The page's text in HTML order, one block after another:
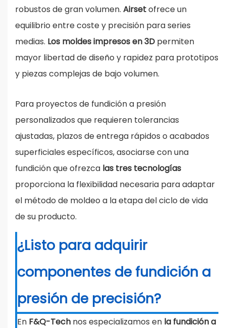
robustos de gran volumen. Airsetofrece un
equilibrio entre coste y precisión para series
medias. Los moldes impresos en 3D permiten
mayor libertad de diseño y rapidez para prototipos
y piezas complejas de bajo volumen.
Para proyectos de fundición a presión
personalizados que requieren tolerancias
ajustadas, plazos de entrega rápidos o acabados
superficiales específicos, asociarse con una
fundición que ofrezca las tres tecnologías
proporciona la flexibilidad necesaria para adaptar
el método de moldeo a la etapa del ciclo de vida
de su producto.
¿Listo para adquirir
componentes de fundición a
presión de precisión?
En F&Q-Tech nos especializamos en la fundición a